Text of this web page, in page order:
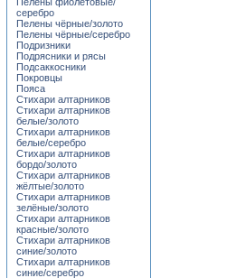
серебро
Пелены чёрные/золото
Пелены чёрные/серебро
Подризники
Подрясники и рясы
Подсаккосники
Покровцы
Пояса
Стихари алтарников
Стихари алтарников
белые/золото
Стихари алтарников
белые/серебро
Стихари алтарников
бордо/золото
Стихари алтарников
жёлтые/золото
Стихари алтарников
зелёные/золото
Стихари алтарников
красные/золото
Стихари алтарников
синие/золото
Стихари алтарников
синие/серебро